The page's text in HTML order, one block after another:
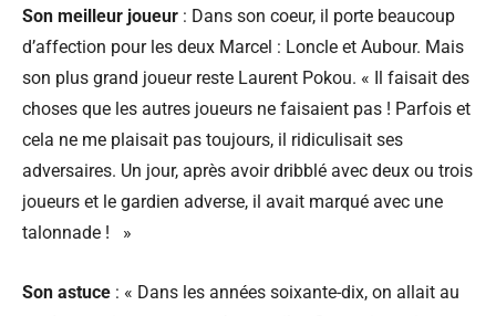
Son meilleur joueur : Dans son coeur, il porte beaucoup
d’affection pour les deux Marcel : Loncle et Aubour. Mais
son plus grand joueur reste Laurent Pokou. « Il faisait des
choses que les autres joueurs ne faisaient pas ! Parfois et
cela ne me plaisait pas toujours, il ridiculisait ses
adversaires. Un jour, après avoir dribblé avec deux ou trois
joueurs et le gardien adverse, il avait marqué avec une
talonnade ! »
Son astuce : « Dans les années soixante-dix, on allait au